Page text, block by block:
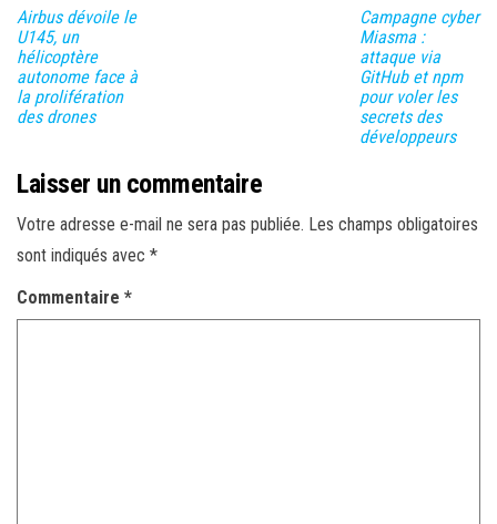
Airbus dévoile le
U145, un
hélicoptère
autonome face à
la prolifération
des drones
Campagne cyber
Miasma :
attaque via
GitHub et npm
pour voler les
secrets des
développeurs
Laisser un commentaire
Votre adresse e-mail ne sera pas publiée. Les champs obligatoires
sont indiqués avec *
Commentaire *